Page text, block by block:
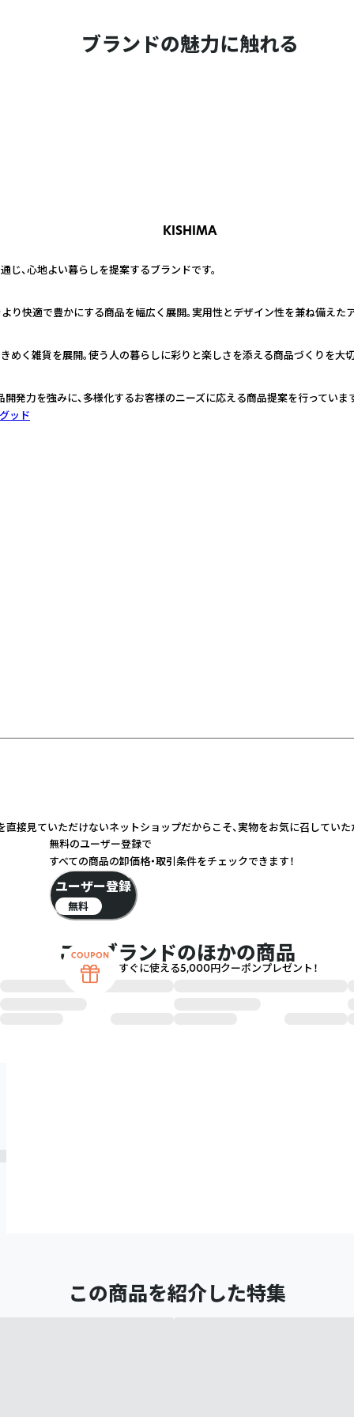
ブランドの魅力に触れる
KISHIMA
じ、心地よい暮らしを提案するブランドです。
より快適で豊かにする商品を幅広く展開。実用性とデザイン性を兼ね備えた
めく雑貨を展開。使う人の暮らしに彩りと楽しさを添える商品づくりを大
発力を強みに、多様化するお客様のニーズに応える商品提案を行っていま
ッド
ていただけないネットショップだからこそ、実物をお気に召して
このブランドのほかの商品
この商品を紹介した特集
無料のユーザー登録で
すべての商品の卸価格・取引条件をチェックできます！
ユーザー登録
無料
すぐに使える5,000円クーポンプレゼント！